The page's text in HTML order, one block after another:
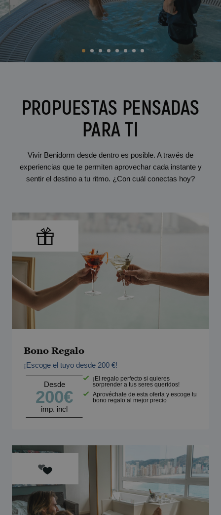
BC Music Resort™
(Recommended for Adults)
Magic Atrium Plaza
OROPESA DEL MAR
Pontiana Thalasso Hotel
Magic Sports Hotel
Apartamentos Magic World
Calendario de apertura y cierres
PROPUESTAS PENSADAS
PARA TI
Vivir Benidorm desde dentro es posible. A través de
experiencias que te permiten aprovechar cada instante y
sentir el destino a tu ritmo. ¿Con cuál conectas hoy?
Bono Regalo
¡Escoge el tuyo desde 200 €!
Desde
200€
imp. incl
¡El regalo perfecto si quieres
sorprender a tus seres queridos!
Aprovéchate de esta oferta y escoge tu
bono regalo al mejor precio